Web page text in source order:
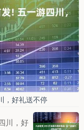
，好礼送不停
川，好